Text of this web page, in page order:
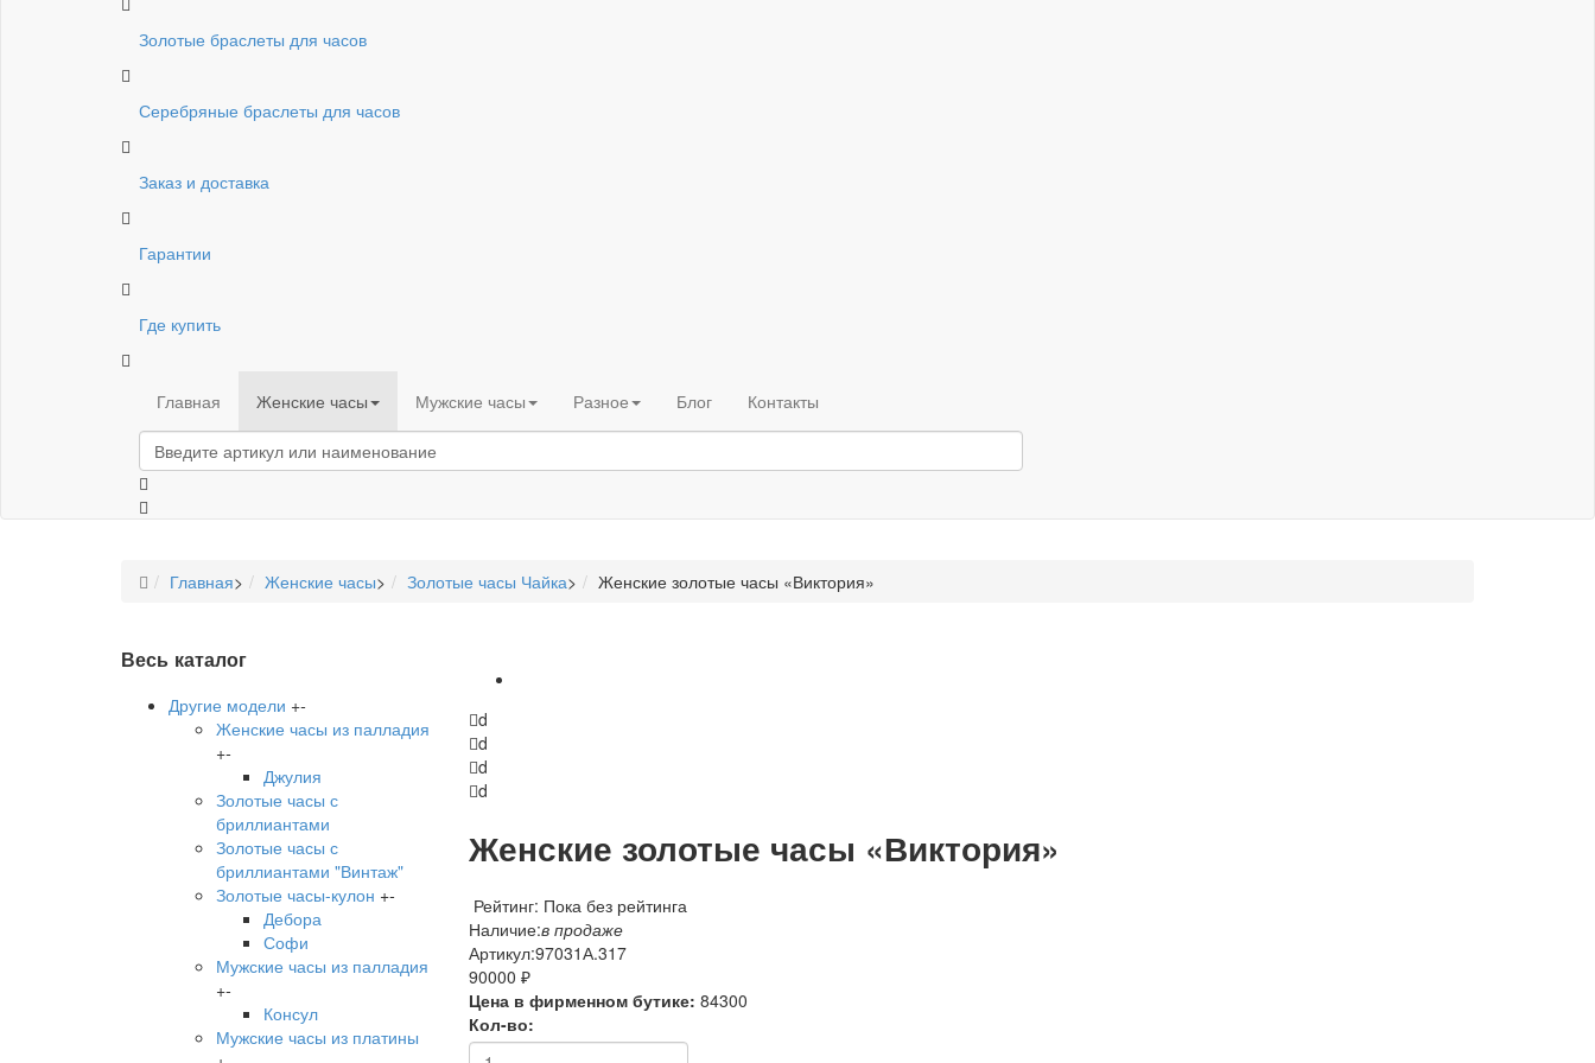
Золотые браслеты для часов
Серебряные браслеты для часов
Заказ и доставка
Гарантии
Где купить
Главная Женские часы Мужские часы Разное Блог Контакты
Главная> Женские часы> Золотые часы Чайка> Женские золотые часы «Виктория»
Весь каталог
Другие модели +-
Женские часы из палладия
+-
Джулия
Золотые часы с
бриллиантами
Золотые часы с
бриллиантами "Винтаж"
Золотые часы-кулон +-
Дебора
Софи
Мужские часы из палладия
+-
Консул
Мужские часы из платины
d
d
d
d
Женские золотые часы «Виктория»
Рейтинг: Пока без рейтинга
Наличие:в продаже
Артикул:97031А.317
90000 ₽
Цена в фирменном бутике: 84300
Кол-во: